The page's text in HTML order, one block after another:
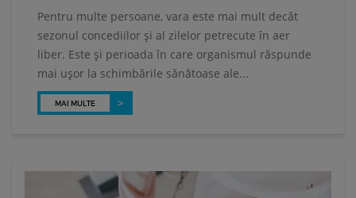
Pentru multe persoane, vara este mai mult decât
sezonul concediilor și al zilelor petrecute în aer
liber. Este și perioada în care organismul răspunde
mai ușor la schimbările sănătoase ale...
MAI MULTE